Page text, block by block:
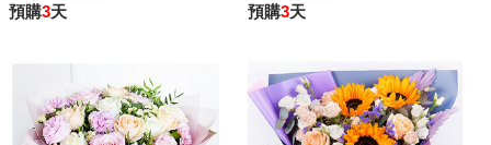
預購3天 預購3天